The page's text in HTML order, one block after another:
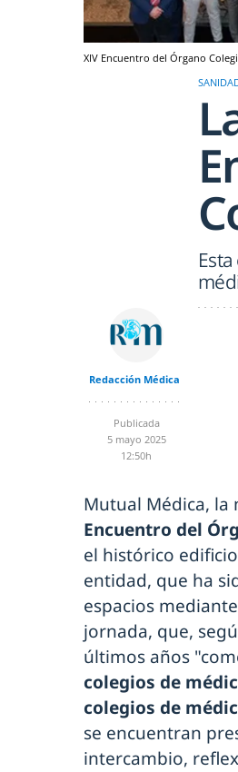
XIV Encuentro del Órgano
Redacción Médica
Publicada
5 mayo 2025
12:50h
Mutual Médica, la
Encuentro del
el histórico
entidad, que ha
espacios
jornada, que,
últimos años
colegios de
colegios de
se encuentran
intercambio,